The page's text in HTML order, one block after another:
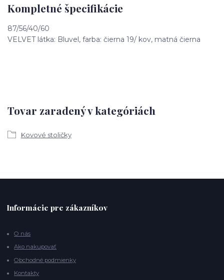
Kompletné špecifikácie
87/56/40/60
VELVET látka: Bluvel, farba: čierna 19/ kov, matná čierna
Tovar zaradený v kategóriách
Kovové stoličky
Informácie pre zákazníkov
O nás
Ako nakupovať
Obchodné podmienky
Kontakty